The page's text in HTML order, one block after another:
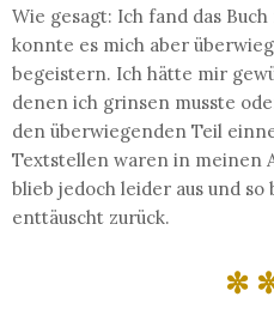
Wie gesagt: Ich fand das
konnte es mich aber
begeistern. Ich hätte mir
denen ich grinsen musste
den überwiegenden Teil
Textstellen waren in meinen
blieb jedoch leider aus und
enttäuscht zurück.
✼